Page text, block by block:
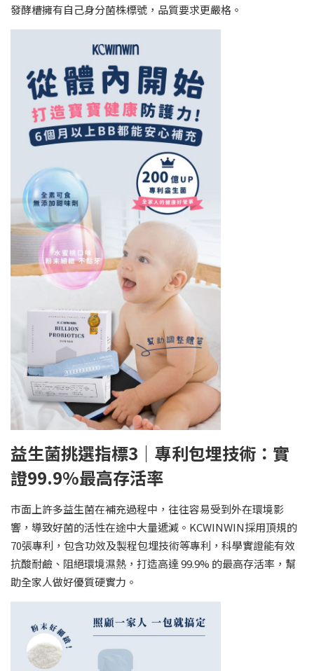
發酵槽擁有自己身分菌株標號，品質要求更嚴格。
益生菌挑選指標3｜專利包埋技術：實
證99.9%最高存活率
市面上許多益生菌在補充過程中，往往容易受到外在環境影
響，導致好菌的活性在途中大量遞減。KCWINWIN採用頂規的
70張專利，包含功效及製程包埋技術等專利，科學實證能有效
抗酸耐鹼、阻絕環境濕熱，打造高達 99.9% 的最高存活率，幫
助全家人做好優質硬實力。